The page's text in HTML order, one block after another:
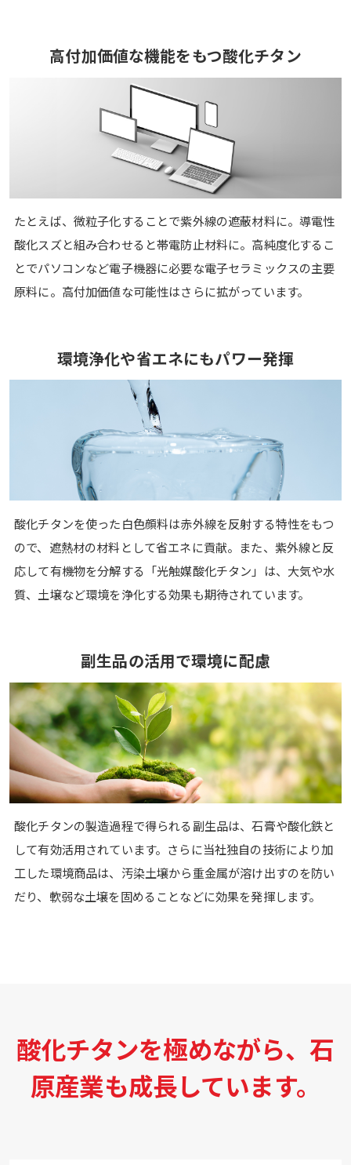
高付加価値な機能をもつ酸化チタン
たとえば、微粒子化することで紫外線の遮蔽材料に。導電性
酸化スズと組み合わせると帯電防止材料に。高純度化するこ
とでパソコンなど電子機器に必要な電子セラミックスの主要
原料に。高付加価値な可能性はさらに拡がっています。
環境浄化や省エネにもパワー発揮
酸化チタンを使った白色顔料は赤外線を反射する特性をもつ
ので、遮熱材の材料として省エネに貢献。また、紫外線と反
応して有機物を分解する「光触媒酸化チタン」は、大気や水
質、土壌など環境を浄化する効果も期待されています。
副生品の活用で環境に配慮
酸化チタンの製造過程で得られる副生品は、石膏や酸化鉄と
して有効活用されています。さらに当社独自の技術により加
工した環境商品は、汚染土壌から重金属が溶け出すのを防い
だり、軟弱な土壌を固めることなどに効果を発揮します。
酸化チタンを極めながら、石
原産業も成長しています。